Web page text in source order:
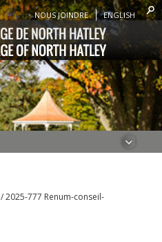
NOUS JOINDRE ENGLISH
/2025-777 Renum-conseil-